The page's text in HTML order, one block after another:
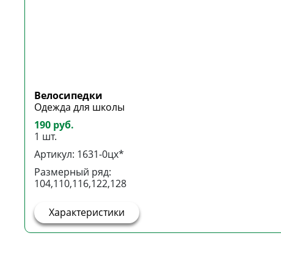
Велосипедки
Одежда для школы
190 руб.
1 шт.
Артикул: 1631-0цх*
Размерный ряд:
104,110,116,122,128
Характеристики